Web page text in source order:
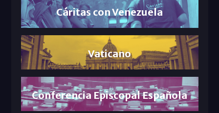
Cáritas con Venezuela
Vaticano
Conferencia Episcopal Española